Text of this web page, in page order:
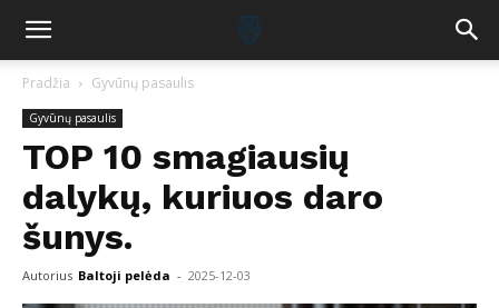
Pradžia Gyvūnų pasaulis
Gyvūnų pasaulis
TOP 10 smagiausių
dalykų, kuriuos daro
šunys.
Autorius Baltoji pelėda - 2025-12-03